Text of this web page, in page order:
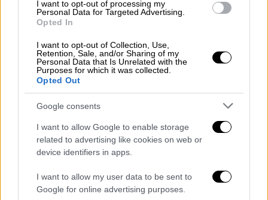
I want to opt-out of processing my
Personal Data for Targeted Advertising.
Opted In
I want to opt-out of Collection, Use,
Retention, Sale, and/or Sharing of my
Personal Data that Is Unrelated with the
Purposes for which it was collected.
Opted Out
Google consents
I want to allow Google to enable storage
related to advertising like cookies on web or
device identifiers in apps.
I want to allow my user data to be sent to
Google for online advertising purposes.
υπόχρεο υποβολής δήλωσης φορολογίας
σύζυγό του με απαραίτητη προϋπόθεση η
παροχή ηλεκτρικής ενέργειας να είναι ήδη
στο όνομα του υπόχρεου ή του της συζύγου.
Κάθε νοικοκυριό λαμβάνει το ΚΟΤ μόνον για
την παροχή της κύρια κατοικίας.
Γ. Το ΚΟΤ εφαρμόζεται για το σύνολοτης
τετραμηνιαίας κατανάλωσης
αντίστοιχα όρια που προβλέπονται για κάθε
κατηγορία δικαιούχου έχουν ως εξής: